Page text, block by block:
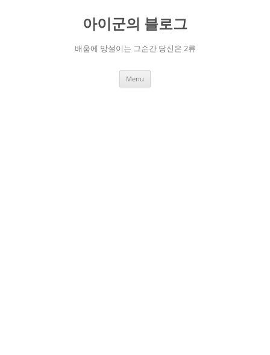
아이군의 블로그
배움에 망설이는 그순간 당신은 2류
Menu